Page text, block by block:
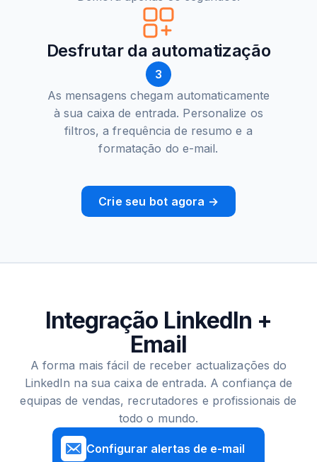
Desfrutar da automatização
3
As mensagens chegam automaticamente
à sua caixa de entrada. Personalize os
filtros, a frequência de resumo e a
formatação do e-mail.
Crie seu bot agora →
Integração LinkedIn +
Email
A forma mais fácil de receber actualizações do
LinkedIn na sua caixa de entrada. A confiança de
equipas de vendas, recrutadores e profissionais de
todo o mundo.
Configurar alertas de e-mail